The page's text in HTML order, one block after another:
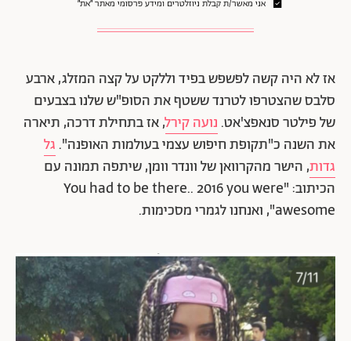
אני מאשר/ת קבלת ניוזלטרים ומידע פרסומי מאתר ״את״
אז לא היה קשה לפשפש בפיד וללקט על קצה המזלג, ארבע
סלבס שהצטרפו לטרנד ששטף את הסופ"ש שלנו בצבעים
של פילטר סנאפצ'אט. נועה קירל, אז בתחילת דרכה, תיארה
את השנה כ"תקופת חיפוש עצמי בעולמות האופנה". גל
גדות, הישר מהקרוואן של וונדר וומן, שיתפה תמונה עם
הכיתוב: "You had to be there.. 2016 you were
awesome", ואנחנו לגמרי מסכימות.